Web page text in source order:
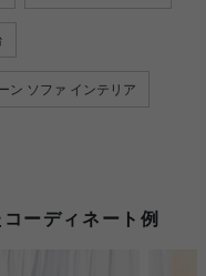
ン ソファ インテリア
ーディネート例